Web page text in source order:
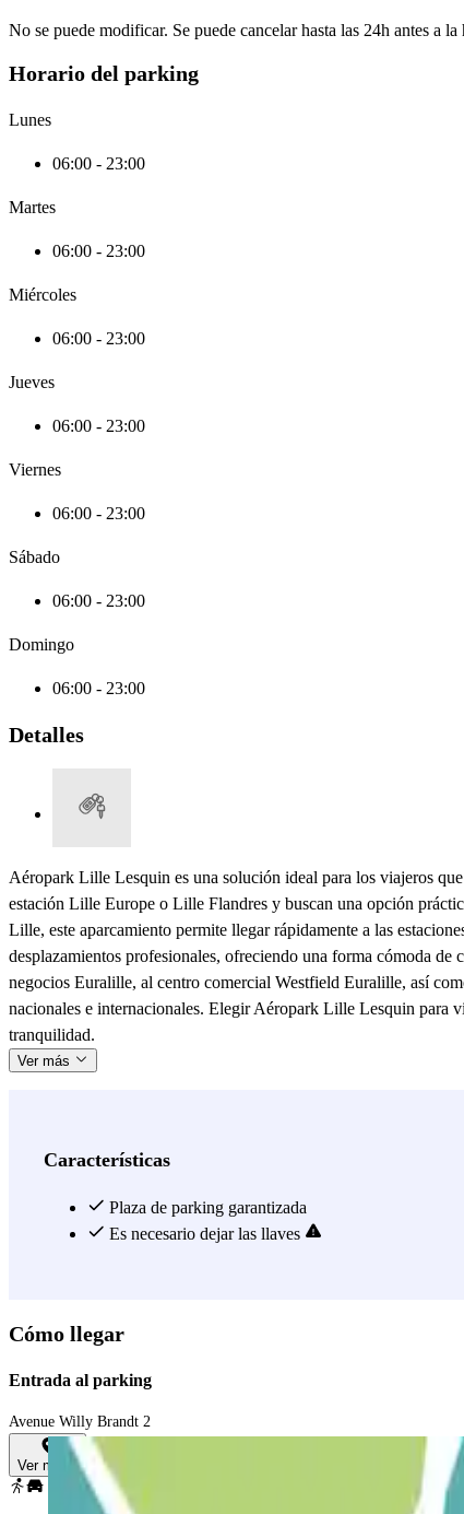
No se puede modificar. Se puede cancelar hasta las 24h antes a la
Horario del parking
Lunes
06:00 - 23:00
Martes
06:00 - 23:00
Miércoles
06:00 - 23:00
Jueves
06:00 - 23:00
Viernes
06:00 - 23:00
Sábado
06:00 - 23:00
Domingo
06:00 - 23:00
Detalles
Aéropark Lille Lesquin es una solución ideal para los viajeros
estación Lille Europe o Lille Flandres y buscan una opción
Lille, este aparcamiento permite llegar rápidamente a las
desplazamientos profesionales, ofreciendo una forma cómoda
negocios Euralille, al centro comercial Westfield Euralille, así
nacionales e internacionales. Elegir Aéropark Lille Lesquin para
tranquilidad.
Ver más
Características
Plaza de parking garantizada
Es necesario dejar las llaves
Cómo llegar
Entrada al parking
Avenue Willy Brandt 2
Ver mapa